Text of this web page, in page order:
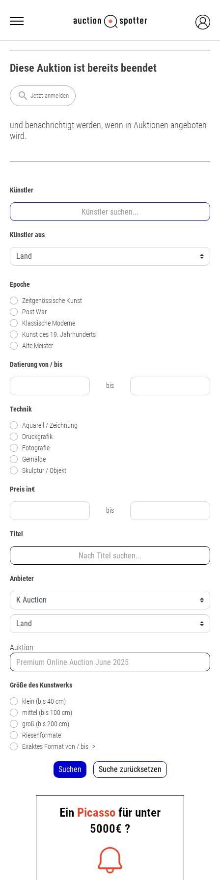
Diese Auktion ist bereits beendet
search Jetzt anmelden
und benachrichtigt werden, wenn in Auktionen angeboten
wird.
Künstler
Künstler aus
Epoche
Zeitgenössische Kunst
Post War
Klassische Moderne
Kunst des 19. Jahrhunderts
Alte Meister
Datierung von / bis
bis
Technik
Aquarell / Zeichnung
Druckgrafik
Fotografie
Gemälde
Skulptur / Objekt
Preis in€
bis
Titel
Anbieter
Auktion
Größe des Kunstwerks
klein (bis 40 cm)
mittel (bis 100 cm)
groß (bis 200 cm)
Riesenformate
Exaktes Format von / bis >
Suchen Suche zurücksetzen